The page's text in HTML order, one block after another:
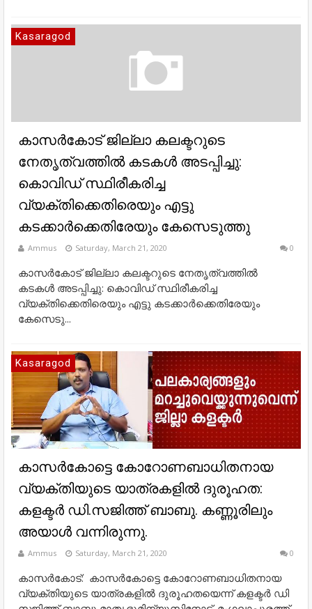
Kasaragod
കാസര്‍കോട് ജില്ലാ കലക്ടറുടെ
നേതൃത്വത്തില്‍ കടകള്‍ അടപ്പിച്ചു:
കൊവിഡ് സ്ഥിരീകരിച്ച
വ്യക്തിക്കെതിരെയും എട്ടു
കടക്കാര്‍ക്കെതിരേയും കേസെടുത്തു
Ammus Saturday, March 21, 2020 0
കാസര്‍കോട് ജില്ലാ കലക്ടറുടെ നേതൃത്വത്തില്‍
കടകള്‍ അടപ്പിച്ചു: കൊവിഡ് സ്ഥിരീകരിച്ച
വ്യക്തിക്കെതിരെയും എട്ടു കടക്കാര്‍ക്കെതിരേയും
കേസെടു...
Kasaragod
കാസര്‍കോട്ടെ കോറോണബാധിതനായ
വ്യക്തിയുടെ യാത്രകളില്‍ ദുരൂഹത:
കളക്ടര്‍ ഡി.സജിത്ത് ബാബു. കണ്ണൂരിലും
അയാൾ വന്നിരുന്നു.
Ammus Saturday, March 21, 2020 0
കാസര്‍കോട്: കാസര്‍കോട്ടെ കോറോണബാധിതനായ
വ്യക്തിയുടെ യാത്രകളില്‍ ദുരൂഹതയെന്ന് കളക്ടര്‍ ഡി